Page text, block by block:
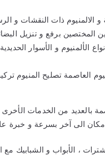
و الالمنيوم ذات النقشات و
المختصين برفع و تنزيل
الألمنيوم و الأسوار
العاصمة تصليح المنيوم
بالعديد من الخدمات
الى آخر بسرعة و خبرة
، الأبواب و الشبابيك مع